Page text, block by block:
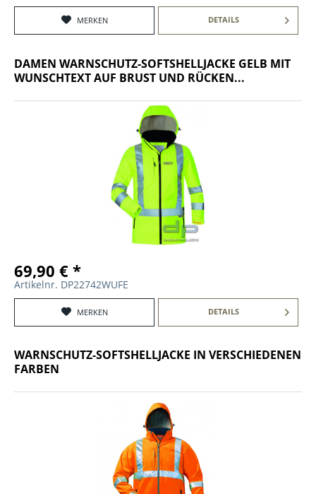
MERKEN DETAILS
DAMEN WARNSCHUTZ-SOFTSHELLJACKE GELB MIT
WUNSCHTEXT AUF BRUST UND RÜCKEN...
69,90 € *
Artikelnr. DP22742WUFE
MERKEN DETAILS
WARNSCHUTZ-SOFTSHELLJACKE IN VERSCHIEDENEN
FARBEN